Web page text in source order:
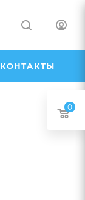
КОНТАКТЫ
0